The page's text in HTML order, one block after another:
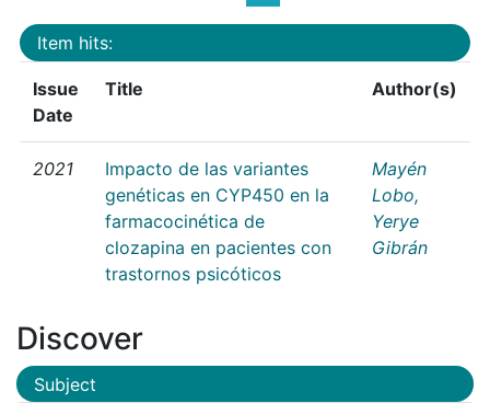
Item hits:
Issue
Date
Title Author(s)
2021
Impacto de las variantes
genéticas en CYP450 en la
farmacocinética de
clozapina en pacientes con
trastornos psicóticos
Mayén
Lobo,
Yerye
Gibrán
Discover
Subject